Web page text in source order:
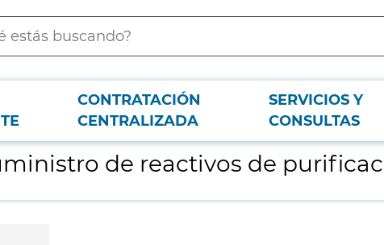
CONTRATACIÓN
CENTRALIZADA
SERVICIOS Y
CONSULTAS
de purificacion linfocitaria
de reactivos de